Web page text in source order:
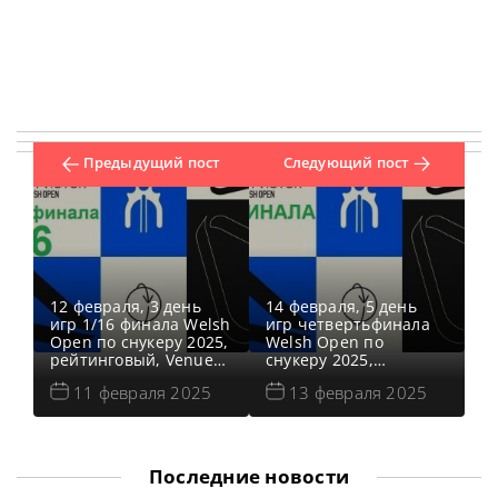
Предыдущий пост
12 февраля, 3 день
игр 1/16 финала Welsh
Open по снукеру 2025,
рейтинговый, Venue
Cymru, Лландидно,
Уэльс Победитель
предыдущего
Open 2025: снукер —
11 февраля 2025
Следующий пост
14 февраля, 5 день
игр четвертьфинала
Welsh Open по
снукеру 2025,
рейтинговый, Venue
Cymru, Лландидно,
Уэльс Победитель
13 февраля 2025
Последние новости